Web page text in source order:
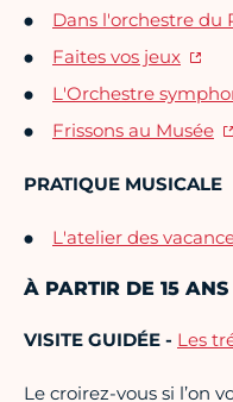
Dans l'orchestre du
Faites vos jeux
L'Orchestre
Frissons au Musée
PRATIQUE MUSICALE
L'atelier des
À PARTIR DE 15 ANS
VISITE GUIDÉE - Les
Le croirez-vous si l’on